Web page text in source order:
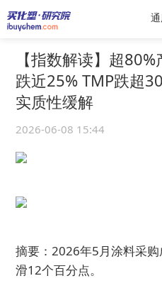
【指数解读】超
跌近25% TMP跌超
实质性缓解
2026-06-08 15:44
摘要：2026年5月涂料采
滑12个百分点。